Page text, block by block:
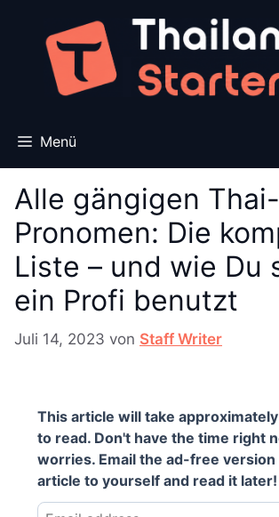
springen
Menü
Alle gängigen Thai-
Pronomen: Die
Liste – und wie Du
ein Profi benutzt
Juli 14, 2023 von Staff Writer
This article will take approximately
to read. Don't have the time right
worries. Email the ad-free version
article to yourself and read it later!